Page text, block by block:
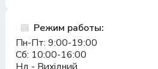
Режим работы:
Пн-Пт: 9:00-19:00
Сб: 10:00-16:00